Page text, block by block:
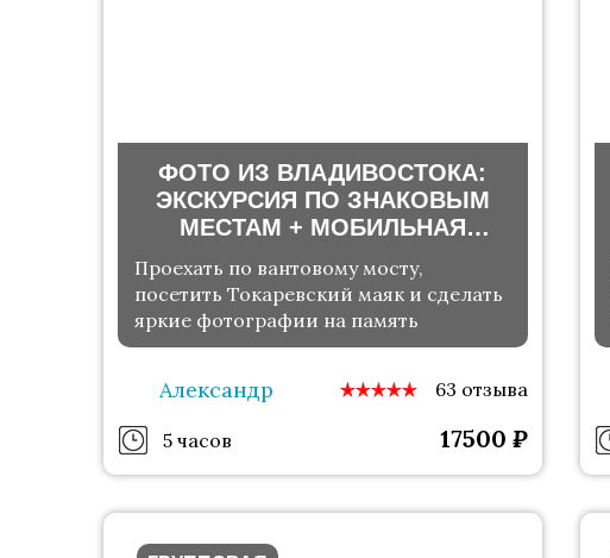
ФОТО ИЗ ВЛАДИВОСТОКА:
ЭКСКУРСИЯ ПО ЗНАКОВЫМ
МЕСТАМ + МОБИЛЬНАЯ
Проехать по вантовому мосту,
посетить Токаревский маяк и сделать
яркие фотографии на память
Александр 63 отзыва
5 часов 17500 ₽